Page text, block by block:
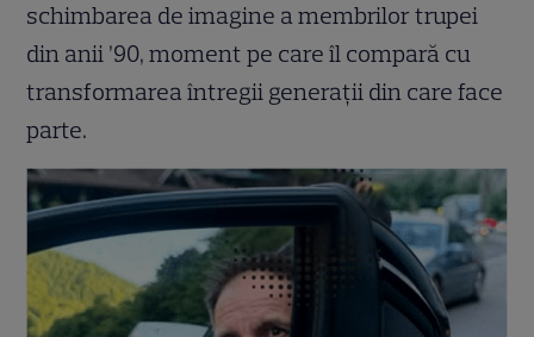
schimbarea de imagine a membrilor trupei
din anii ’90, moment pe care îl compară cu
transformarea întregii generații din care face
parte.